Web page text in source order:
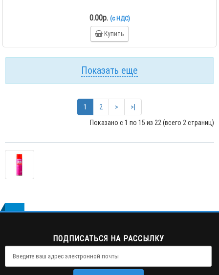
0.00р. (с НДС)
Купить
Показать еще
1 2 >
>|
Показано с 1 по 15 из 22 (всего 2 страниц)
ПОДПИСАТЬСЯ НА РАССЫЛКУ